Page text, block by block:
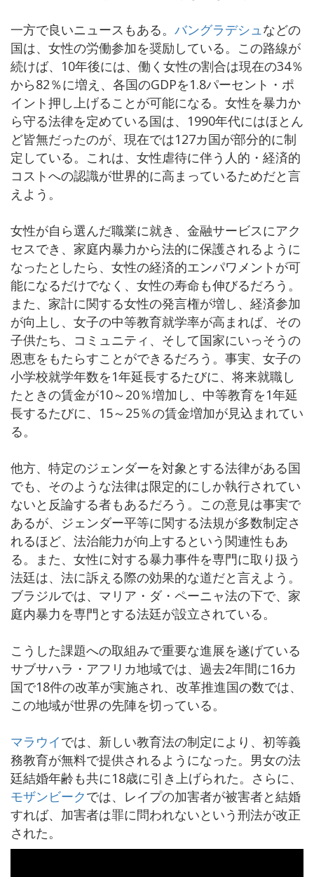
一方で良いニュースもある。 バングラデシュなどの
国は、女性の労働参加を奨励している。この路線が
続けば、10年後には、働く女性の割合は現在の34％
から82％に増え、各国のGDPを1.8パーセント・ポ
イント押し上げることが可能になる。女性を暴力か
ら守る法律を定めている国は、1990年代にはほとん
ど皆無だったのが、現在では127カ国が部分的に制
定している。これは、女性虐待に伴う人的・経済的
コストへの認識が世界的に高まっているためだと言
えよう。
女性が自ら選んだ職業に就き、金融サービスにアク
セスでき、家庭内暴力から法的に保護されるように
なったとしたら、女性の経済的エンパワメントが可
能になるだけでなく、女性の寿命も伸びるだろう。
また、家計に関する女性の発言権が増し、経済参加
が向上し、女子の中等教育就学率が高まれば、その
子供たち、コミュニティ、そして国家にいっそうの
恩恵をもたらすことができるだろう。事実、女子の
小学校就学年数を1年延長するたびに、将来就職し
たときの賃金が10～20％増加し、中等教育を1年延
長するたびに、15～25％の賃金増加が見込まれてい
る。
他方、特定のジェンダーを対象とする法律がある国
でも、そのような法律は限定的にしか執行されてい
ないと反論する者もあるだろう。この意見は事実で
あるが、ジェンダー平等に関する法規が多数制定さ
れるほど、法治能力が向上するという関連性もあ
る。また、女性に対する暴力事件を専門に取り扱う
法廷は、法に訴える際の効果的な道だと言えよう。
ブラジルでは、マリア・ダ・ペーニャ法の下で、家
庭内暴力を専門とする法廷が設立されている。
こうした課題への取組みで重要な進展を遂げている
サブサハラ・アフリカ地域では、過去2年間に16カ
国で18件の改革が実施され、改革推進国の数では、
この地域が世界の先陣を切っている。
マラウイでは、新しい教育法の制定により、初等義
務教育が無料で提供されるようになった。男女の法
廷結婚年齢も共に18歳に引き上げられた。さらに、
モザンビークでは、レイプの加害者が被害者と結婚
すれば、加害者は罪に問われないという刑法が改正
された。